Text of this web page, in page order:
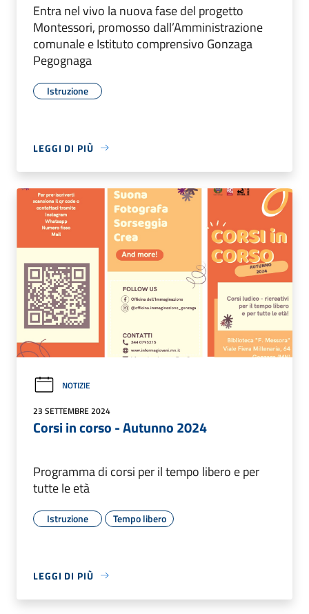
Entra nel vivo la nuova fase del progetto
Montessori, promosso dall’Amministrazione
comunale e Istituto comprensivo Gonzaga
Pegognaga
Istruzione
LEGGI DI PIÙ
NOTIZIE
23 SETTEMBRE 2024
Corsi in corso - Autunno 2024
Programma di corsi per il tempo libero e per
tutte le età
Istruzione Tempo libero
LEGGI DI PIÙ